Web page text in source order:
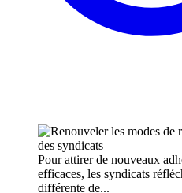
Pour attirer de nouveaux
efficaces, les syndicats
différente de...